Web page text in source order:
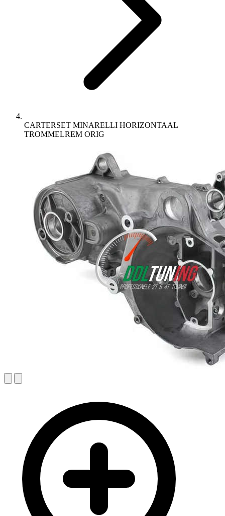
CARTERSET MINARELLI HORIZONTAAL
TROMMELREM ORIG